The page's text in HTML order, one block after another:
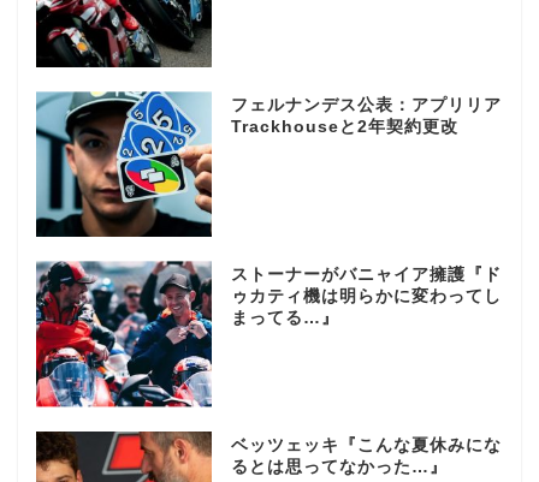
フェルナンデス公表：アプリリア
Trackhouseと2年契約更改
ストーナーがバニャイア擁護『ド
ゥカティ機は明らかに変わってし
まってる…』
ベッツェッキ『こんな夏休みにな
るとは思ってなかった…』